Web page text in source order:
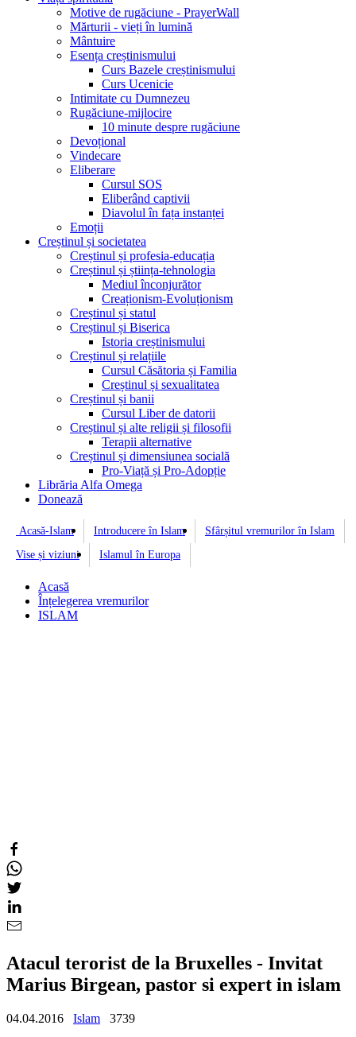
Motive de rugăciune - PrayerWall
Mărturii - vieți în lumină
Mântuire
Esența creștinismului
Curs Bazele creștinismului
Curs Ucenicie
Intimitate cu Dumnezeu
Rugăciune-mijlocire
10 minute despre rugăciune
Devoțional
Vindecare
Eliberare
Cursul SOS
Eliberând captivii
Diavolul în fața instanței
Emoții
Creștinul și societatea
Creștinul și profesia-educația
Creștinul și știința-tehnologia
Mediul înconjurător
Creaționism-Evoluționism
Creștinul și statul
Creștinul și Biserica
Istoria creștinismului
Creștinul și relațiile
Cursul Căsătoria și Familia
Creștinul și sexualitatea
Creștinul și banii
Cursul Liber de datorii
Creștinul și alte religii și filosofii
Terapii alternative
Creștinul și dimensiunea socială
Pro-Viață și Pro-Adopție
Librăria Alfa Omega
Donează
Acasă-Islam Introducere în Islam
Sfârșitul vremurilor în Islam
Vise și viziuni
Islamul în Europa
Acasă
Înțelegerea vremurilor
ISLAM
Atacul terorist de la Bruxelles - Invitat
Marius Birgean, pastor si expert in islam
04.04.2016 Islam
3739